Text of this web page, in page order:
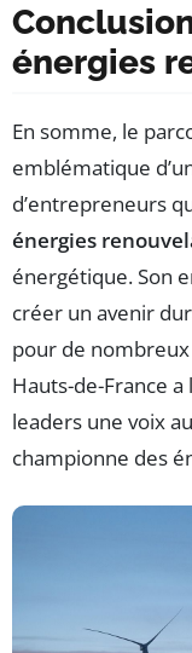
énergies
En somme, le
emblématique
d’entrepreneurs
énergies
énergétique. Son
créer un avenir
pour de
Hauts-de-France
leaders une voix
championne des